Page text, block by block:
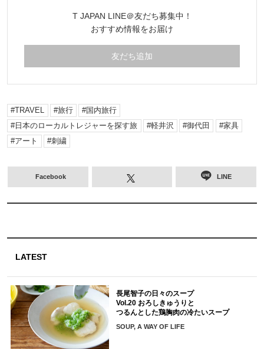
T JAPAN LINE＠友だち募集中！
おすすめ情報をお届け
友だち追加
TRAVEL 旅行
国内旅行
日本のローカルトレジャーを探す旅
軽井沢 御代田
家具
アート
刺繍
Facebook LINE
LATEST
長尾智子の日々のスープ
Vol.20 おろしきゅうりと
つるんとした鶏胸肉の冷たいスープ
SOUP, A WAY OF LIFE